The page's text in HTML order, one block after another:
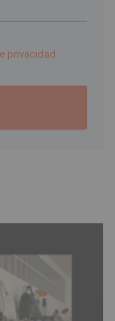
privacidad